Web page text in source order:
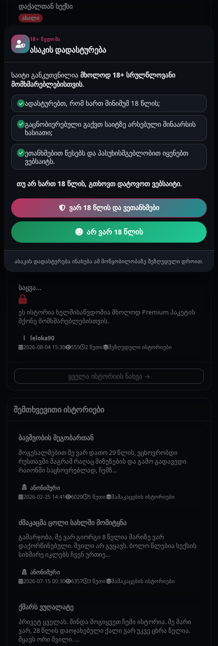
დაქალთან სექსი
ახალი
არაფერს საწოლზე ვაგდივარ თქო დამელოდე მოვალო
და მაგრად გაგჟიმავო, ასე ხშირა...
ანონიმური
2026-08-06 11:35 362 1 წუთი ლესბოსური ისტორიები
მონა 3
ახალი
ამის შემდეგ ერთი კვირა გავიდა და ყოველდღიურად ამ
რეჟიმში გვიწევდა მე და დედას ყოფნა, მთელმა გუნდმა
გაიცნო დედაჩემი. თ...
L Liee123
2026-08-06 11:20 268 2 წუთი გეი ისტორიები
არც ისე ადვილია იმის დაწერა და აღიარება რასაც
ვაპირებ მაგრამ დროა სიმართლეს თვალი გავუსწორო.
ჩემი ცოლი ძალიან მიყვარს და...
ანონიმური
2026-08-05 11:53 1180 3 წუთი მამაკაცების ისტორიები
საყვა...
ეს ისტორია ხელმისაწვდომია მხოლოდ Premium პაკეტის
მქონე მომხმარებლებისთვის.
leloka90
2026-08-04 15:30 555 2 წუთი შეზღუდული ისტორიები
ყველა ისტორიის ნახვა →
შემთხვევითი ისტორიები
ბავშვობის მეგობართან
მოგესალმებით მე ვარ დათო 29 წლის, ვცხოვრობდი
რუსთავში მაგრამ რაღაც მიზეზების და გამო გადავედი
რაიონში საცხოვრებლად, ჩემზ...
ანონიმური
2026-02-25 14:41 6020 5 წუთი მამაკაცების ისტორიები
ძმაკაცმა ცოლი სახლში მომიტყნა
გამარჯობა, მე ვარ გიორგი 8 წელია მარიზე ვარ
დაქორწინებული. შვილი არ გვყავს. ბოლო წლებია სექსის
სიხშირე იკლებს ჩვენ ურთიე...
ანონიმური
2026-07-15 00:30 6357 3 წუთი მამაკაცების ისტორიები
ქმარს ვუღალატე
პრივეტ ყველას. მინდა მოგიყვეთ ჩემი ისტორია. მე მარი
ვარ, 28 წლის დაოჯახებული ქალი ვარ უკვე ცხრა წელია.
მყავს ორი შვილი. ...
18+ ᲬᲕᲓᲝᲛᲐ
ასაკის დადასტურება
საიტი განკუთვნილიამხოლოდ 18+ სრულწლოვანი
მომხმარებლებისთვის.
ადასტურებთ, რომ ხართ მინიმუმ 18 წლის;
გაცნობიერებული გაქვთ საიტზე არსებული შინაარსის
ხასიათი;
ეთანხმებით წესებს და პასუხისმგებლობით იყენებთ
ვებსაიტს.
თუ არ ხართ 18 წლის, გთხოვთ დატოვოთ ვებსაიტი.
ვარ 18 წლის და ვეთანხმები
არ ვარ 18 წლის
ასაკის დადასტურება ინახება ამ მოწყობილობაზე შეზღუდული დროით.